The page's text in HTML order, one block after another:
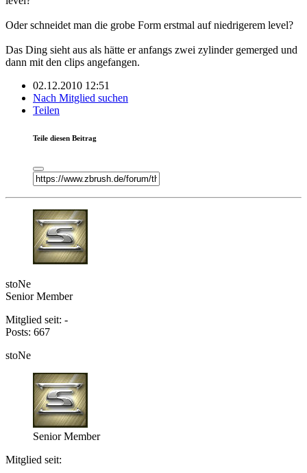
Oder schneidet man die grobe Form erstmal auf niedrigerem level?
Das Ding sieht aus als hätte er anfangs zwei zylinder gemerged und
dann mit den clips angefangen.
02.12.2010 12:51
Nach Mitglied suchen
Teilen
Teile diesen Beitrag
stoNe
Senior Member
Mitglied seit: -
Posts: 667
stoNe
Senior Member
Mitglied seit: